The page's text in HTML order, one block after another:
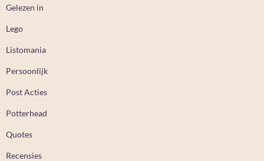
Gelezen in
Lego
Listomania
Persoonlijk
Post Acties
Potterhead
Quotes
Recensies